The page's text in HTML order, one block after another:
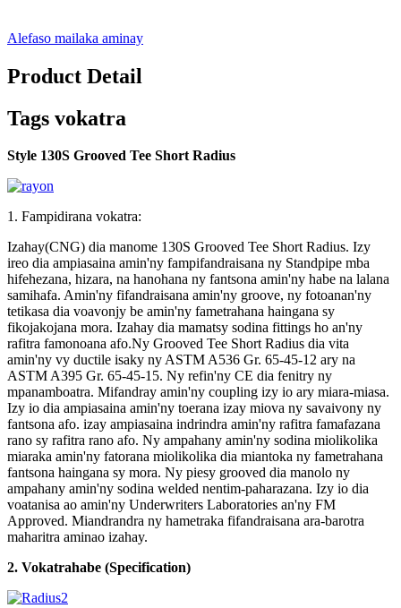
Alefaso mailaka aminay
Product Detail
Tags vokatra
Style 130S Grooved Tee Short Radius
1. Fampidirana vokatra:
Izahay(CNG) dia manome 130S Grooved Tee Short Radius. Izy
ireo dia ampiasaina amin'ny fampifandraisana ny Standpipe mba
hifehezana, hizara, na hanohana ny fantsona amin'ny habe na lalana
samihafa. Amin'ny fifandraisana amin'ny groove, ny fotoanan'ny
tetikasa dia voavonjy be amin'ny fametrahana haingana sy
fikojakojana mora. Izahay dia mamatsy sodina fittings ho an'ny
rafitra famonoana afo.Ny Grooved Tee Short Radius dia vita
amin'ny vy ductile isaky ny ASTM A536 Gr. 65-45-12 ary na
ASTM A395 Gr. 65-45-15. Ny refin'ny CE dia fenitry ny
mpanamboatra. Mifandray amin'ny coupling izy io ary miara-miasa.
Izy io dia ampiasaina amin'ny toerana izay miova ny savaivony ny
fantsona afo. izay ampiasaina indrindra amin'ny rafitra famafazana
rano sy rafitra rano afo. Ny ampahany amin'ny sodina miolikolika
miaraka amin'ny fatorana miolikolika dia miantoka ny fametrahana
fantsona haingana sy mora. Ny piesy grooved dia manolo ny
ampahany amin'ny sodina welded nentim-paharazana. Izy io dia
voatanisa ao amin'ny Underwriters Laboratories an'ny FM
Approved. Miandrandra ny hametraka fifandraisana ara-barotra
maharitra aminao izahay.
2. Vokatrahabe (Specification)